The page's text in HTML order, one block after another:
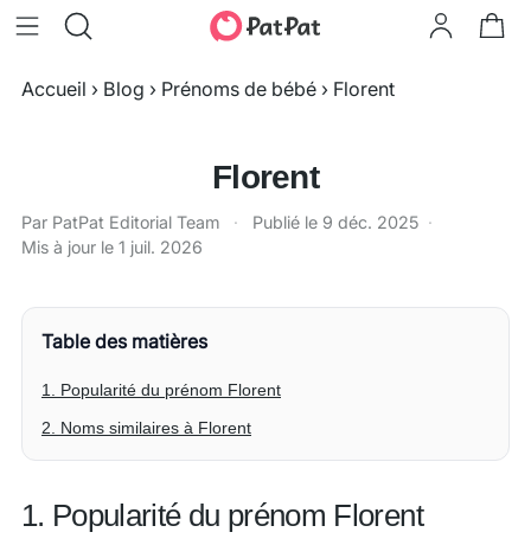
Accueil › Blog › Prénoms de bébé › Florent
Florent
Par PatPat Editorial Team · Publié le 9 déc. 2025 ·
Mis à jour le 1 juil. 2026
Table des matières
1. Popularité du prénom Florent
2. Noms similaires à Florent
1. Popularité du prénom Florent